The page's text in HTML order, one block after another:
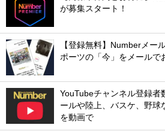
が募集スタート！
【登録無料】Numberメー
ポーツの「今」をメールで
YouTubeチャンネル登録者
ールや陸上、バスケ、野球
を動画で